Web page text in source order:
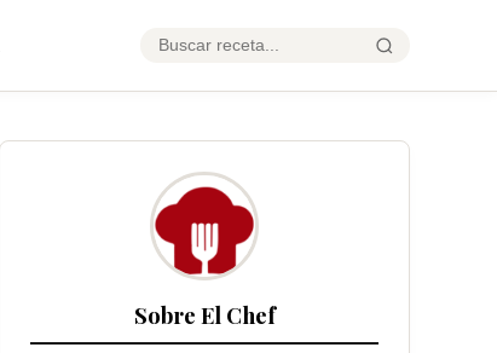
Sobre El Chef